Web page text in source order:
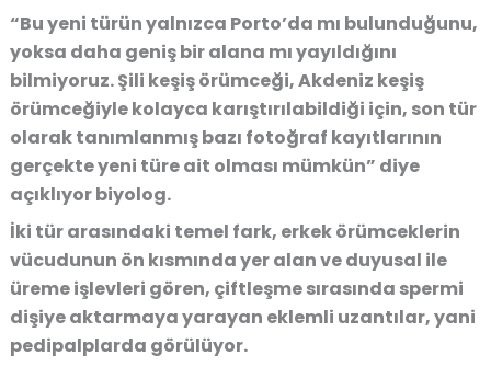
“Bu yeni türün yalnızca Porto’da mı bulunduğunu,
yoksa daha geniş bir alana mı yayıldığını
bilmiyoruz. Şili keşiş örümceği, Akdeniz keşiş
örümceğiyle kolayca karıştırılabildiği için, son tür
olarak tanımlanmış bazı fotoğraf kayıtlarının
gerçekte yeni türe ait olması mümkün” diye
açıklıyor biyolog.
İki tür arasındaki temel fark, erkek örümceklerin
vücudunun ön kısmında yer alan ve duyusal ile
üreme işlevleri gören, çiftleşme sırasında spermi
dişiye aktarmaya yarayan eklemli uzantılar, yani
pedipalplarda görülüyor.